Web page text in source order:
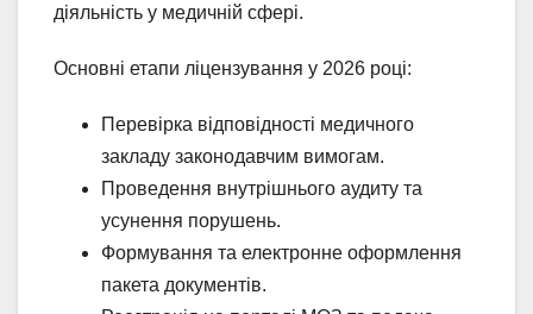
діяльність у медичній сфері.
Основні етапи ліцензування у 2026 році:
Перевірка відповідності медичного
закладу законодавчим вимогам.
Проведення внутрішнього аудиту та
усунення порушень.
Формування та електронне оформлення
пакета документів.